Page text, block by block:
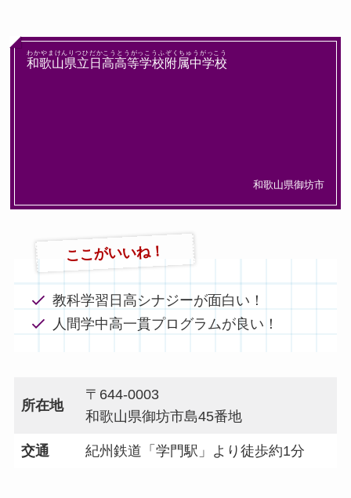
和歌山県立日高高等学校附属中学校
わかやまけんりつひだかこうとうがっこうふぞくちゅうがっこう
和歌山県御坊市
ここがいいね！
教科学習日高シナジーが面白い！
人間学中高一貫プログラムが良い！
所在地
〒644-0003
和歌山県御坊市島45番地
交通 紀州鉄道「学門駅」より徒歩約1分